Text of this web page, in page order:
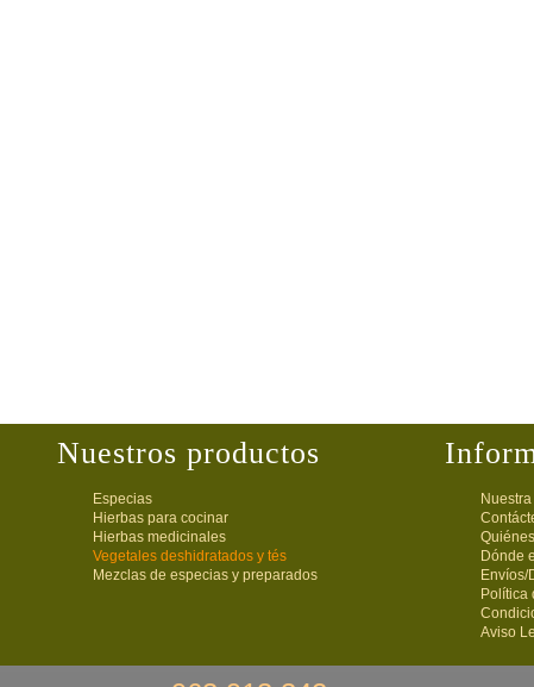
Nuestros productos
Especias
Hierbas para cocinar
Hierbas medicinales
Vegetales deshidratados y tés
Mezclas de especias y preparados
Dónde
Envíos/
Política
Aviso